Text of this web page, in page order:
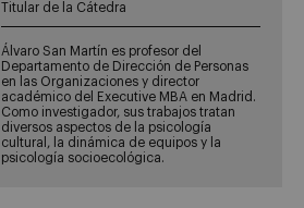
Titular de la Cátedra
Álvaro San Martín es profesor del
Departamento de Dirección de Personas
en las Organizaciones y director
académico del Executive MBA en Madrid.
Como investigador, sus trabajos tratan
diversos aspectos de la psicología
cultural, la dinámica de equipos y la
psicología socioecológica.